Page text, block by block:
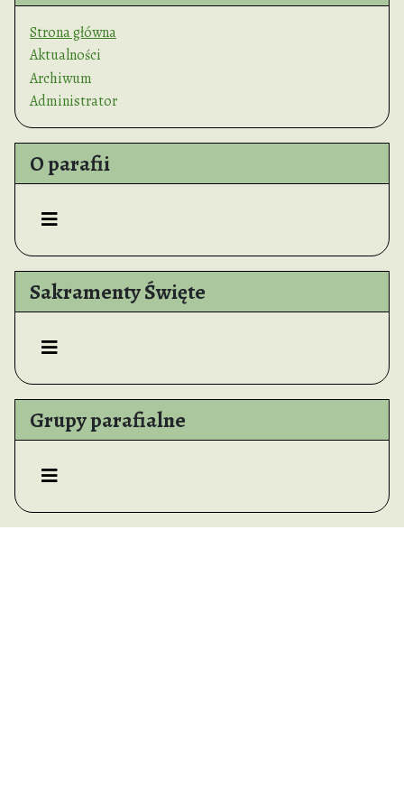
Strona główna
Aktualności
Archiwum
Administrator
O parafii
Sakramenty Święte
Grupy parafialne